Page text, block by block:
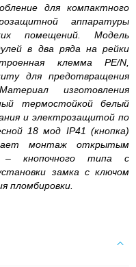
для компактного
аппаратуры
помещений. Модель
в два ряда на рейки
клемма PE/N,
для предотвращения
изготовления
термостойкой белый
и электрозащитой по
18 мод IP41 (кнопка)
монтаж открытым
– кнопочного типа с
замка с ключом
пломбировки.